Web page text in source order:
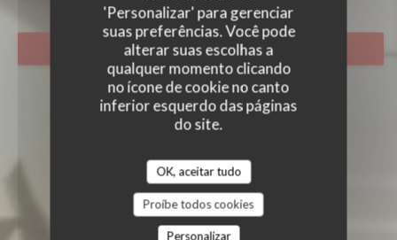
'Personalizar' para gerenciar
suas preferências. Você pode
alterar suas escolhas a
qualquer momento clicando
no ícone de cookie no canto
inferior esquerdo das páginas
do site.
OK, aceitar tudo
Proíbe todos cookies
Personalizar
RESERVAR UMA MESA